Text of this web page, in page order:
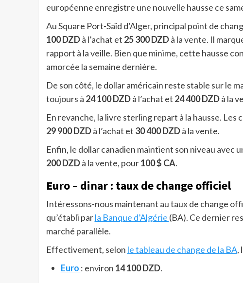
européenne enregistre une nouvelle hausse ce
Au Square Port-Saïd d’Alger, principal point de
100 DZDà l’achat et 25 300 DZDà la vente. Il
rapport à la veille. Bien que minime, cette hausse
amorcée la semaine dernière.
De son côté, le dollar américain reste stable sur le
toujours à 24 100 DZDà l’achat et 24 400 DZDà la
En revanche, la livre sterling repart à la hausse.
29 900 DZDà l’achat et 30 400 DZDà la vente.
Enfin, le dollar canadien maintient son niveau avec
200 DZDà la vente, pour100 $ CA.
Euro – dinar : taux de change officiel
Intéressons-nous maintenant au taux de change
qu’établi parla Banque d’Algérie (BA). Ce dernier
marché parallèle.
Effectivement, selon le tableau de change de la BA,
Euro : environ 14 100 DZD.